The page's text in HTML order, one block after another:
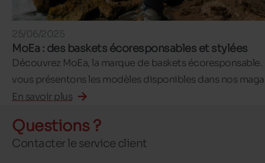
25/06/2025
MoEa : des baskets écoresponsables et stylées
Découvrez MoEa, la marque de baskets écoresponsable.
vous présentons les modèles disponibles dans nos
En savoir plus
Questions ?
Contacter le service client